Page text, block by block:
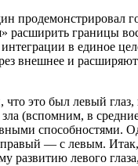
границы
в единое
внешнее и
это был левый
(вспомним, в
способностями.
правый — с левым.
левого